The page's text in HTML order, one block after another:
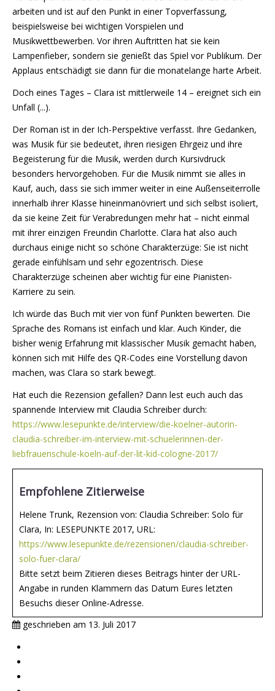
arbeiten und ist auf den Punkt in einer Topverfassung,
beispielsweise bei wichtigen Vorspielen und
Musikwettbewerben. Vor ihren Auftritten hat sie kein
Lampenfieber, sondern sie genießt das Spiel vor Publikum. Der
Applaus entschädigt sie dann für die monatelange harte Arbeit.
Doch eines Tages – Clara ist mittlerweile 14 – ereignet sich ein
Unfall (...).
Der Roman ist in der Ich-Perspektive verfasst. Ihre Gedanken,
was Musik für sie bedeutet, ihren riesigen Ehrgeiz und ihre
Begeisterung für die Musik, werden durch Kursivdruck
besonders hervorgehoben. Für die Musik nimmt sie alles in
Kauf, auch, dass sie sich immer weiter in eine Außenseiterrolle
innerhalb ihrer Klasse hineinmanövriert und sich selbst isoliert,
da sie keine Zeit für Verabredungen mehr hat – nicht einmal
mit ihrer einzigen Freundin Charlotte. Clara hat also auch
durchaus einige nicht so schöne Charakterzüge: Sie ist nicht
gerade einfühlsam und sehr egozentrisch. Diese
Charakterzüge scheinen aber wichtig für eine Pianisten-
Karriere zu sein.
Ich würde das Buch mit vier von fünf Punkten bewerten. Die
Sprache des Romans ist einfach und klar. Auch Kinder, die
bisher wenig Erfahrung mit klassischer Musik gemacht haben,
können sich mit Hilfe des QR-Codes eine Vorstellung davon
machen, was Clara so stark bewegt.
Hat euch die Rezension gefallen? Dann lest euch auch das
spannende Interview mit Claudia Schreiber durch:
https://www.lesepunkte.de/interview/die-koelner-autorin-
claudia-schreiber-im-interview-mit-schuelerinnen-der-
liebfrauenschule-koeln-auf-der-lit-kid-cologne-2017/
Empfohlene Zitierweise
Helene Trunk, Rezension von: Claudia Schreiber: Solo für
Clara, In: LESEPUNKTE 2017, URL:
https://www.lesepunkte.de/rezensionen/claudia-schreiber-
solo-fuer-clara/
Bitte setzt beim Zitieren dieses Beitrags hinter der URL-
Angabe in runden Klammern das Datum Eures letzten
Besuchs dieser Online-Adresse.
geschrieben am 13. Juli 2017